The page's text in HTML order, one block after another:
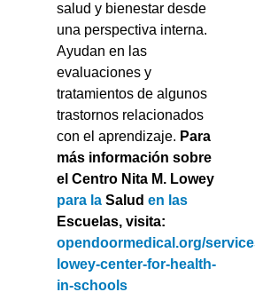
salud y bienestar desde
una perspectiva interna.
Ayudan en las
evaluaciones y
tratamientos de algunos
trastornos relacionados
con el aprendizaje. Para
más información sobre
el Centro Nita M. Lowey
para la Salud en las
Escuelas, visita:
opendoormedical.org/
lowey-center-for-health-
in-schools